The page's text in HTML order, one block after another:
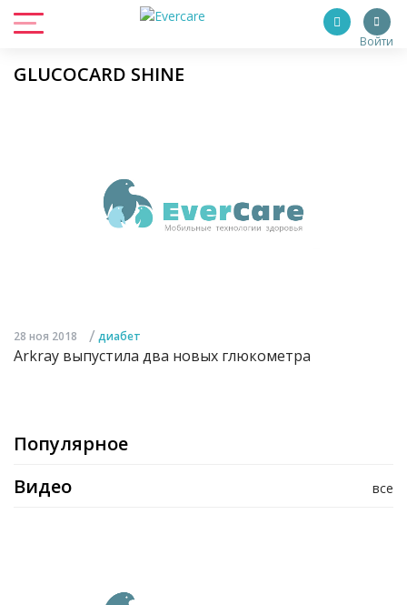
Войти
GLUCOCARD SHINE
28 ноя 2018 / диабет
Arkray выпустила два новых глюкометра
Популярное
все
Видео